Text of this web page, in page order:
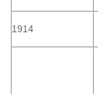
1914